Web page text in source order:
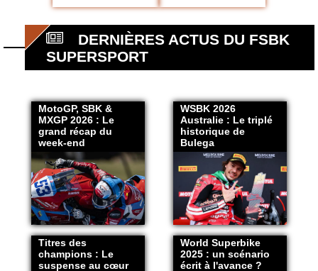
DERNIÈRES ACTUS DU FSBK
SUPERSPORT
MotoGP, SBK &
MXGP 2026 : Le
grand récap du
week-end
WSBK 2026
Australie : Le triplé
historique de
Bulega
Titres des
champions : Le
suspense au cœur
World Superbike
2025 : un scénario
écrit à l'avance ?